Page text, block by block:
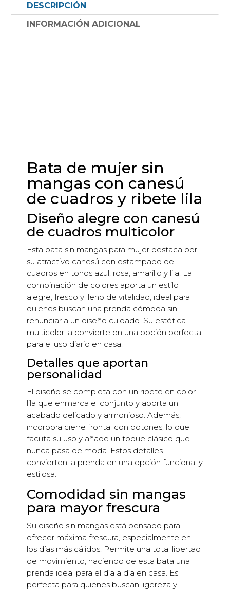
canesú
cuadros
azules,
DESCRIPCIÓN
INFORMACIÓN ADICIONAL
Bata de mujer sin
mangas con canesú
de cuadros y ribete lila
Diseño alegre con canesú
de cuadros multicolor
Esta bata sin mangas para mujer destaca por
su atractivo canesú con estampado de
cuadros en tonos azul, rosa, amarillo y lila. La
combinación de colores aporta un estilo
alegre, fresco y lleno de vitalidad, ideal para
quienes buscan una prenda cómoda sin
renunciar a un diseño cuidado. Su estética
multicolor la convierte en una opción perfecta
para el uso diario en casa.
Detalles que aportan
personalidad
El diseño se completa con un ribete en color
lila que enmarca el conjunto y aporta un
acabado delicado y armonioso. Además,
incorpora cierre frontal con botones, lo que
facilita su uso y añade un toque clásico que
nunca pasa de moda. Estos detalles
convierten la prenda en una opción funcional y
estilosa.
Comodidad sin mangas
para mayor frescura
Su diseño sin mangas está pensado para
ofrecer máxima frescura, especialmente en
los días más cálidos. Permite una total libertad
de movimiento, haciendo de esta bata una
prenda ideal para el día a día en casa. Es
perfecta para quienes buscan ligereza y